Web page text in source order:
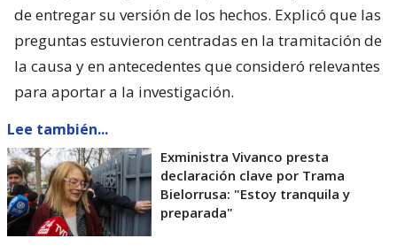
de entregar su versión de los hechos. Explicó que las
preguntas estuvieron centradas en la tramitación de
la causa y en antecedentes que consideró relevantes
para aportar a la investigación.
Lee también...
Exministra Vivanco presta
declaración clave por Trama
Bielorrusa: "Estoy tranquila y
preparada"